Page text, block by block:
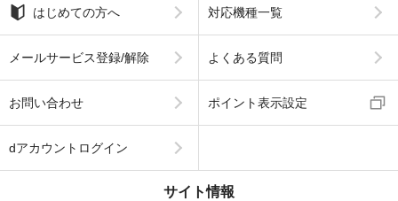
はじめての方へ 対応機種一覧
メールサービス登録/解除 よくある質問
お問い合わせ ポイント表示設定
dアカウントログイン
サイト情報